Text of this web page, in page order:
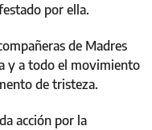
por ella.
de Madres
y a todo el movimiento
de tristeza.
acción por la